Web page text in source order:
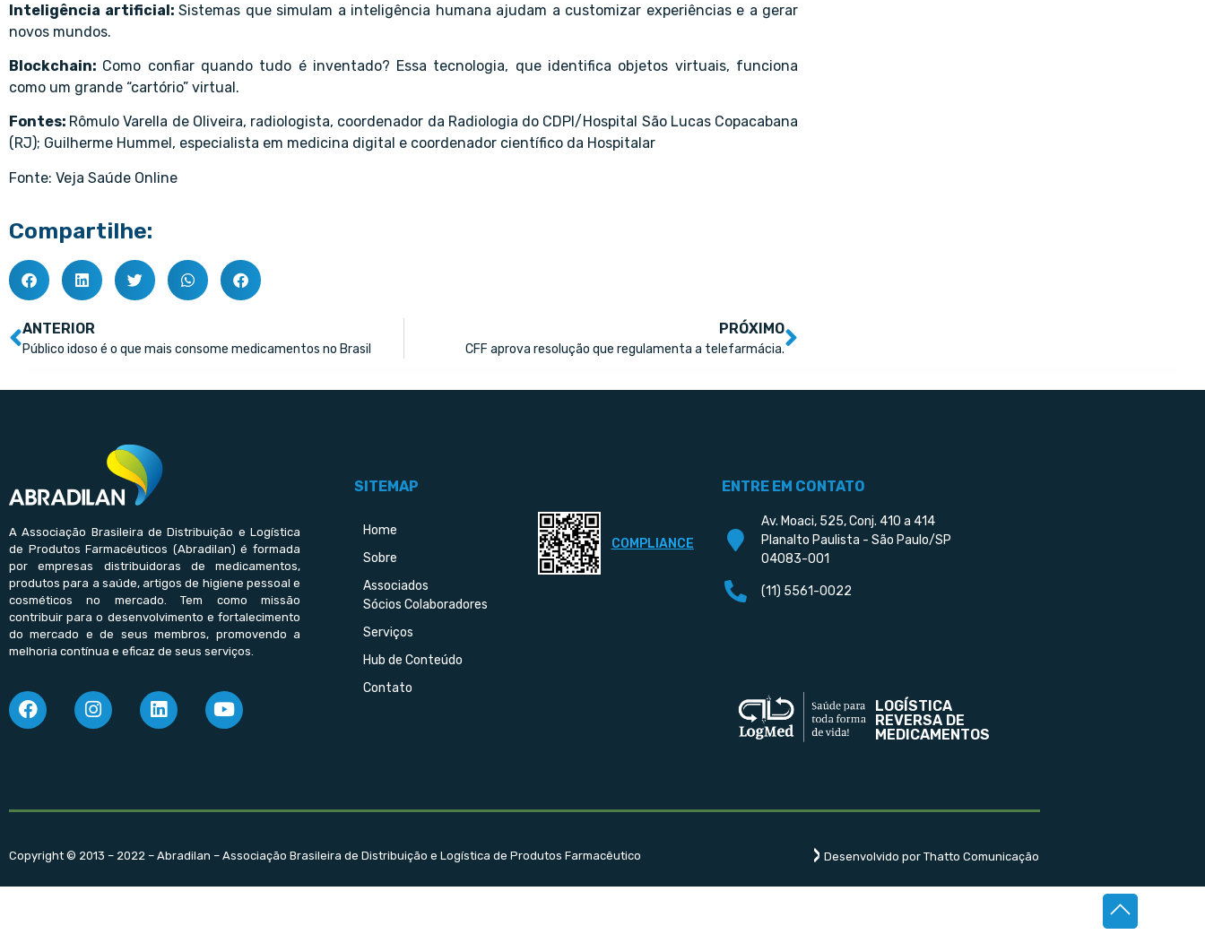
Inteligência artificial: Sistemas que simulam a inteligência humana ajudam a customizar experiências e a gerar
novos mundos.
Blockchain: Como confiar quando tudo é inventado? Essa tecnologia, que identifica objetos virtuais, funciona
como um grande “cartório” virtual.
Fontes: Rômulo Varella de Oliveira, radiologista, coordenador da Radiologia do CDPI/Hospital São Lucas Copacabana
(RJ); Guilherme Hummel, especialista em medicina digital e coordenador científico da Hospitalar
Fonte: Veja Saúde Online
Compartilhe:
ANTERIOR
Público idoso é o que mais consome medicamentos no Brasil
PRÓXIMO
CFF aprova resolução que regulamenta a telefarmácia.
A Associação Brasileira de Distribuição e Logística
de Produtos Farmacêuticos (Abradilan) é formada
por empresas distribuidoras de medicamentos,
produtos para a saúde, artigos de higiene pessoal e
cosméticos no mercado. Tem como missão
contribuir para o desenvolvimento e fortalecimento
do mercado e de seus membros, promovendo a
melhoria contínua e eficaz de seus serviços.
SITEMAP
Home
Sobre
Associados
Sócios Colaboradores
Serviços
Hub de Conteúdo
Contato
COMPLIANCE
ENTRE EM CONTATO
Av. Moaci, 525, Conj. 410 a 414
Planalto Paulista - São Paulo/SP
04083-001
(11) 5561-0022
LOGÍSTICA
REVERSA DE
MEDICAMENTOS
Copyright © 2013 – 2022 – Abradilan – Associação Brasileira de Distribuição e Logística de Produtos Farmacêutico Desenvolvido por Thatto Comunicação